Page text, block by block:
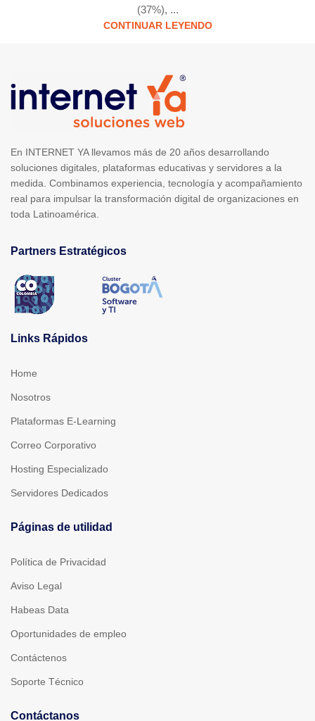
(37%), ...
CONTINUAR LEYENDO
En INTERNET YA llevamos más de 20 años desarrollando
soluciones digitales, plataformas educativas y servidores a la
medida. Combinamos experiencia, tecnología y acompañamiento
real para impulsar la transformación digital de organizaciones en
toda Latinoamérica.
Partners Estratégicos
Links Rápidos
Home
Nosotros
Plataformas E-Learning
Correo Corporativo
Hosting Especializado
Servidores Dedicados
Páginas de utilidad
Política de Privacidad
Aviso Legal
Habeas Data
Oportunidades de empleo
Contáctenos
Soporte Técnico
Contáctanos